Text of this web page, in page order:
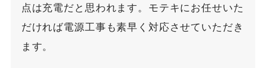
点は充電だと思われます。モテキにお任せいた
だければ電源工事も素早く対応させていただき
ます。